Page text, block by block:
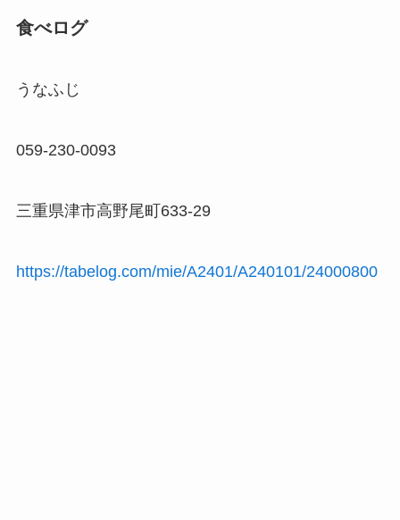
食べログ
うなふじ
059-230-0093
三重県津市高野尾町633-29
https://tabelog.com/mie/A2401/A240101/24000800